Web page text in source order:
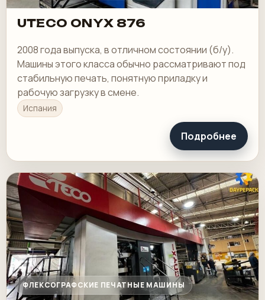
UTECO ONYX 876
2008 года выпуска, в отличном состоянии (б/у).
Машины этого класса обычно рассматривают под
стабильную печать, понятную приладку и
рабочую загрузку в смене.
Испания
Подробнее
ФЛЕКСОГРАФСКИЕ ПЕЧАТНЫЕ МАШИНЫ